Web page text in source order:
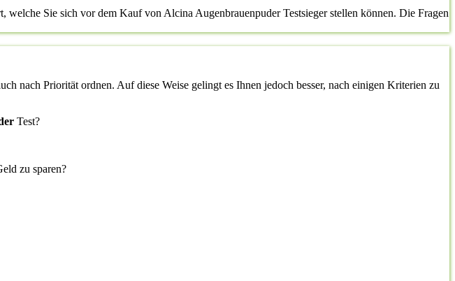
Sie sich vor dem Kauf von Alcina Augenbrauenpuder Testsieger stellen können. Die Fragen
nach Priorität ordnen. Auf diese Weise gelingt es Ihnen jedoch besser, nach einigen Kriterien zu
Test?
zu sparen?